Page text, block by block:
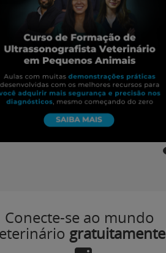
Conecte-se ao mundo
gratuitamente